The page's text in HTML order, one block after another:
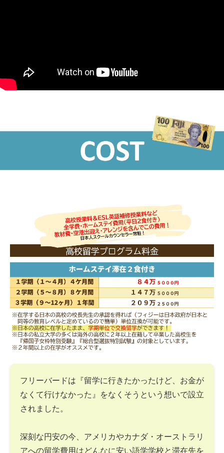
フリーバードは『留学に行きたかったけど、お金が
なくて行けなかった』をなくそうという想いで設立
されました。
深刻な円安の今、アメリカやカナダ・オーストラリ
アへの留学費用はどんなに安い語学学校と滞在先を